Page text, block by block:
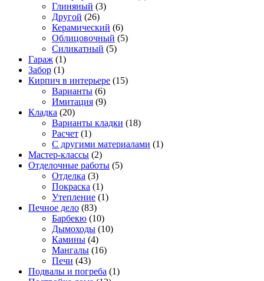
Глиняный (3)
Другой (26)
Керамический (6)
Облицовочный (5)
Силикатный (5)
Гараж (1)
Забор (1)
Кирпич в интерьере (15)
Варианты (6)
Имитация (9)
Кладка (20)
Варианты кладки (18)
Расчет (1)
С другими материалами (1)
Мастер-классы (2)
Отделочные работы (5)
Отделка (3)
Покраска (1)
Утепление (1)
Печное дело (83)
Барбекю (10)
Дымоходы (10)
Камины (4)
Мангалы (16)
Печи (43)
Подвалы и погреба (1)